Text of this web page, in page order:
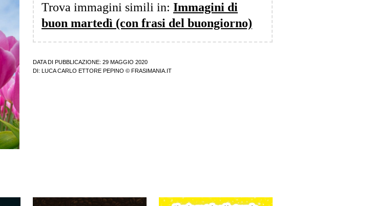
Trova immagini simili in: Immagini di
buon martedì (con frasi del buongiorno)
DATA DI PUBBLICAZIONE: 29 MAGGIO 2020
DI:
LUCA CARLO ETTORE PEPINO © FRASIMANIA.IT